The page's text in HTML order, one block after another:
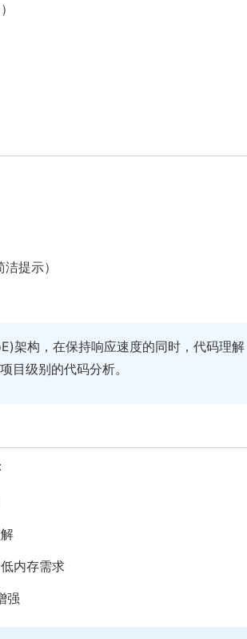
提示）
架构，在保持响应速度的同时，代码理解
目级别的代码分析。
内存需求
强